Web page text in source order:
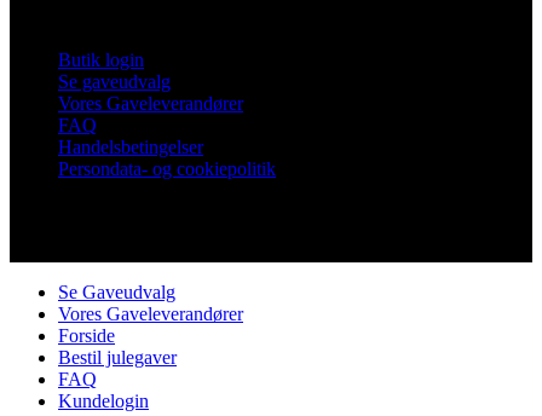
Butik login
Se gaveudvalg
Vores Gaveleverandører
FAQ
Handelsbetingelser
Persondata- og cookiepolitik
Se Gaveudvalg
Vores Gaveleverandører
Forside
Bestil julegaver
FAQ
Kundelogin